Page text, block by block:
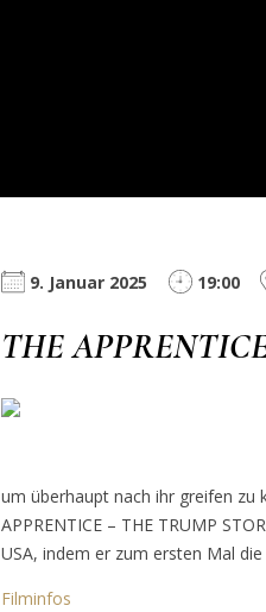
9. Januar 2025 19:00
THE
um überhaupt nach ihr greifen zu
APPRENTICE – THE TRUMP
USA, indem er zum ersten Mal
Filminfos